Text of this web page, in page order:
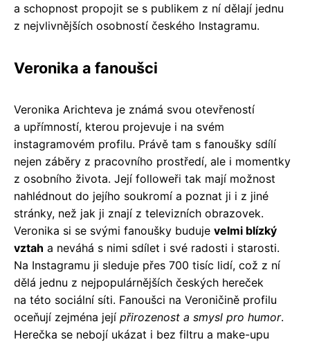
a schopnost propojit se s publikem z ní dělají jednu
z nejvlivnějších osobností českého Instagramu.
Veronika a fanoušci
Veronika Arichteva je známá svou otevřeností
a upřímností, kterou projevuje i na svém
instagramovém profilu. Právě tam s fanoušky sdílí
nejen záběry z pracovního prostředí, ale i momentky
z osobního života. Její followeři tak mají možnost
nahlédnout do jejího soukromí a poznat ji i z jiné
stránky, než jak ji znají z televizních obrazovek.
Veronika si se svými fanoušky buduje velmi blízký
vztah a neváhá s nimi sdílet i své radosti i starosti.
Na Instagramu ji sleduje přes 700 tisíc lidí, což z ní
dělá jednu z nejpopulárnějších českých hereček
na této sociální síti. Fanoušci na Veroničině profilu
oceňují zejména její přirozenost a smysl pro humor.
Herečka se nebojí ukázat i bez filtru a make-upu